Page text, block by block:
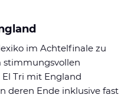
im Achtelfinale zu
stimmungsvollen
Tri mit England
deren Ende inklusive fast